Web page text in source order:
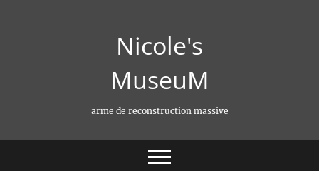
Nicole's
MuseuM
arme de reconstruction massive